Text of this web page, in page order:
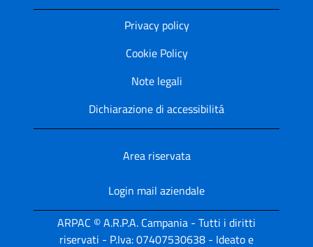
Privacy policy
Cookie Policy
Note legali
Dichiarazione di accessibilitá
Area riservata
Login mail aziendale
ARPAC © A.R.P.A. Campania - Tutti i diritti
riservati - P.Iva: 07407530638 - Ideato e